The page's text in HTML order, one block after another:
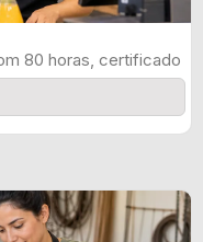
80 horas, certificado